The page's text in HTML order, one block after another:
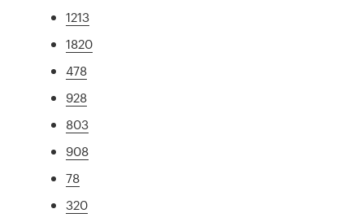
1213
1820
478
928
803
908
78
320